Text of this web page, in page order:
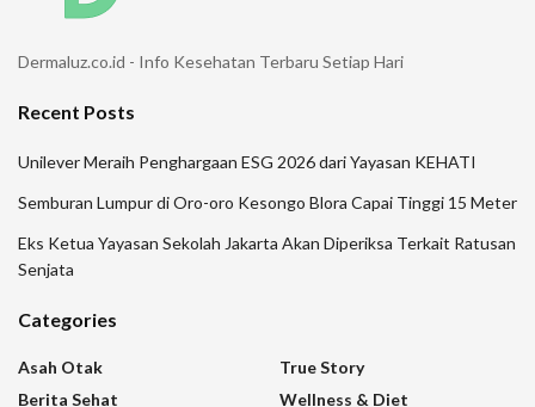
Dermaluz.co.id - Info Kesehatan Terbaru Setiap Hari
Recent Posts
Unilever Meraih Penghargaan ESG 2026 dari Yayasan KEHATI
Semburan Lumpur di Oro-oro Kesongo Blora Capai Tinggi 15 Meter
Eks Ketua Yayasan Sekolah Jakarta Akan Diperiksa Terkait Ratusan
Senjata
Categories
Asah Otak
Berita Sehat
True Story
Wellness & Diet